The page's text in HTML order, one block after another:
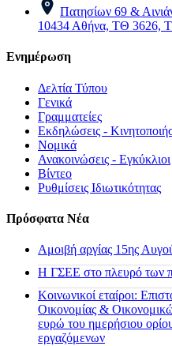
Πατησίων 69 &
10434 Αθήνα, ΤΘ 3626,
Ενημέρωση
Δελτία Τύπου
Γενικά
Γραμματείες
Εκδηλώσεις -
Νομικά
Ανακοινώσεις - Εγκύκλιοι
Βίντεο
Ρυθμίσεις Ιδιωτικότητας
Πρόσφατα Νέα
Αμοιβή αργίας 15ης
H ΓΣΕΕ στο πλευρό των
Κοινωνικοί εταίροι:
Οικονομίας &
ευρώ του ημερήσιου
εργαζόμενων